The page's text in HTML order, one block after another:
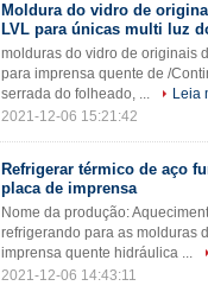
Moldura do vidro de
LVL para únicas multi luz
molduras do vidro de originais
para imprensa quente de /
serrada do folheado, ...
Leia
2021-12-06 15:21:42
Refrigerar térmico de aço
placa de imprensa
Nome da produção:
refrigerando para as molduras
imprensa quente hidráulica ...
2021-12-06 14:43:11